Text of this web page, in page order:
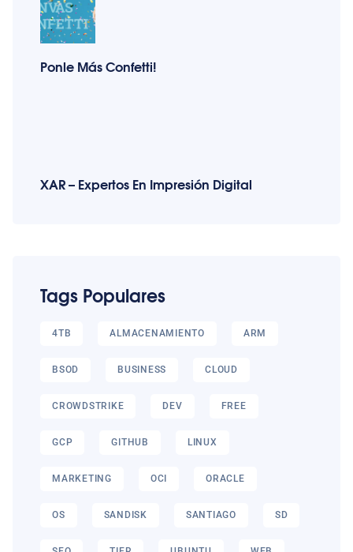
Ponle Más Confetti!
XAR – Expertos En Impresión Digital
Tags Populares
4TB ALMACENAMIENTO ARM
BSOD BUSINESS CLOUD
CROWDSTRIKE DEV FREE
GCP GITHUB LINUX
MARKETING OCI ORACLE
OS SANDISK SANTIAGO SD